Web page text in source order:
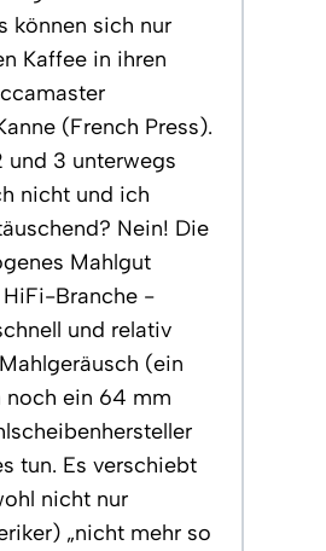
können sich nur
Kaffee in ihren
(French Press).
3 unterwegs
nicht und ich
Nein! Die
Mahlgut
Branche -
und relativ
(ein
noch ein 64 mm
tun. Es verschiebt
nicht nur
„nicht mehr so